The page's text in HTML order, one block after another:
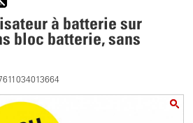
à batterie sur
bloc batterie, sans